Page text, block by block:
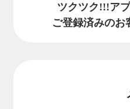
ツクツク!!!ア
ご登録済みのお